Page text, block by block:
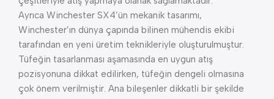
Ayrıca Winchester SX4’ün mekanik tasarımı,
Winchester’ın dünya çapında bilinen mühendis ekibi
tarafından en yeni üretim teknikleriyle oluşturulmuştur.
Tüfeğin tasarlanması aşamasında en uygun atış
pozisyonuna dikkat edilirken, tüfeğin dengeli olmasına
çok önem verilmiştir. Ana bileşenler dikkatli bir şekilde